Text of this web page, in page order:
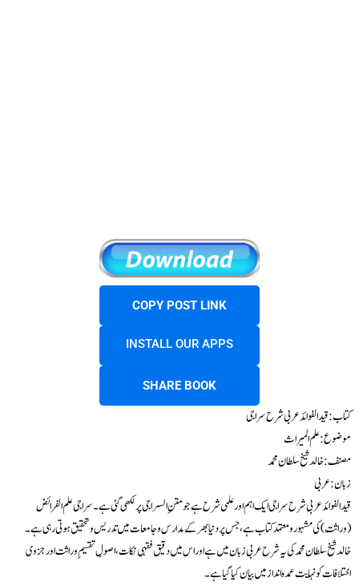
COPY POST LINK
INSTALL OUR APPS
SHARE BOOK
کتاب : قید الفوائد عربی شرح سراجی
موضوع : علم المیراث
مصنف: خالد شیخ سلطان محمد
زبان: عربی
قید الفوائد عربی شرح سراجی ایک اہم اور علمی شرح ہے جو متنِ السراجی پر لکھی گئی ہے۔ سراجی علم الفرائض
(وراثت) کی مشہور و معتمد کتاب ہے، جس پر دنیا بھر کے مدارس و جامعات میں تدریس و تحقیق ہوتی رہی ہے۔
خالد شیخ سلطان محمد کی یہ شرح عربی زبان میں ہے اور اس میں دقیق فقہی نکات، اصولِ تقسیمِ وراثت اور جزوی
اختلافات کو نہایت عمدہ انداز میں بیان کیا گیا ہے۔